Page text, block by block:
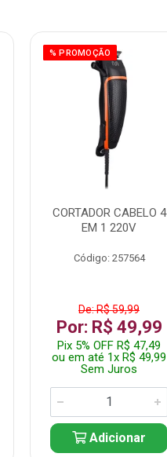
% PROMOÇÃO
CORTADOR CABELO 4
EM 1 220V
Código: 257564
De: R$ 59,99
Por: R$ 49,99
Pix 5% OFF R$ 47,49
ou em até 1x R$ 49,99
Sem Juros
Adicionar